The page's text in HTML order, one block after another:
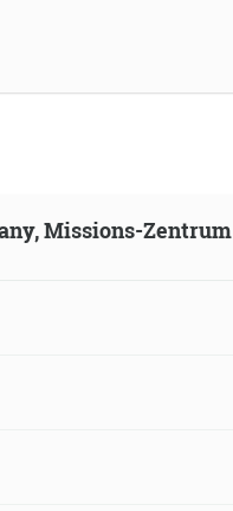
Missions-Zentrum